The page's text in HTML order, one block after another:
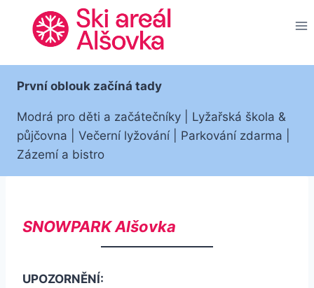
Přeskočit
První oblouk začíná tady
Modrá pro děti a začátečníky | Lyžařská škola &
půjčovna | Večerní lyžování | Parkování zdarma |
Zázemí a bistro
SNOWPARK Alšovka
UPOZORNĚNÍ: